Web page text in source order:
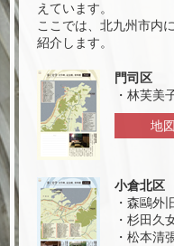
えています。
ここでは、北九州市内
紹介します。
門司区
・林芙
地
小倉北区
・森鷗外
・杉田久
・松本